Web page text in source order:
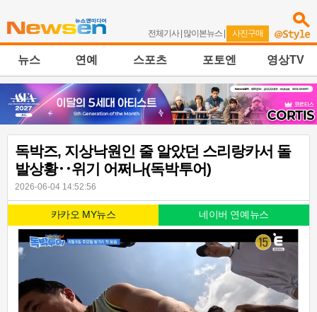
전체기사| 많이본뉴스 | 사진구매
뉴스 연예 스포츠 포토엔 영상TV
독박즈, 지상낙원인 줄 알았던 스리랑카서 돌
발상황‥위기 어쩌나(독박투어)
2026-06-04 14:52:56
카카오 MY뉴스 네이버 연예뉴스